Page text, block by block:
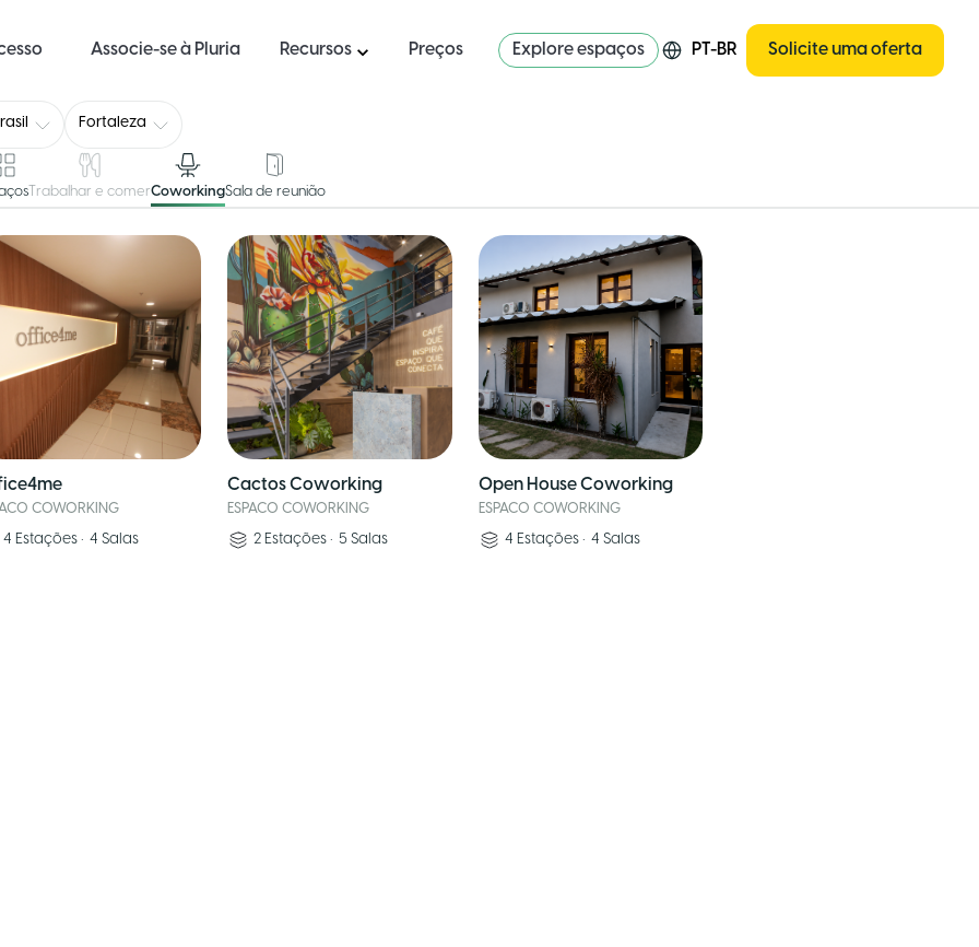
Associe-se à Pluria Recursos Preços Explore espaços PT-BR Solicite uma oferta
Fortaleza
Trabalhar e comerCoworkingSala de reunião
COWORKING
4 Estações •4 Salas
Cactos Coworking
ESPACO COWORKING
2 Estações •5 Salas
Open House Coworking
ESPACO COWORKING
4 Estações• 4 Salas